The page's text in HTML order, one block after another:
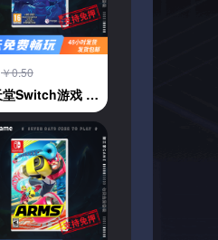
￥0.50
任天堂Switch游戏 NS 死亡细胞deadcells 年度版 横版过关 中文